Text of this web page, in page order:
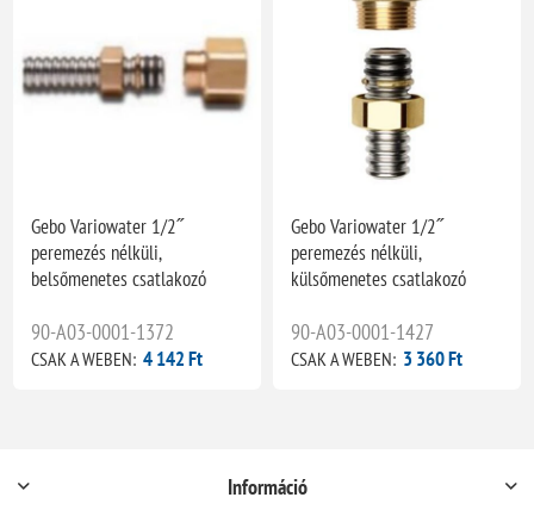
Gebo Variowater 1/2˝
peremezés nélküli,
belsőmenetes csatlakozó
90-A03-0001-1372
CSAK A WEBEN: 4 142 Ft
Gebo Variowater 1/2˝
peremezés nélküli,
külsőmenetes csatlakozó
90-A03-0001-1427
CSAK A WEBEN: 3 360 Ft
Információ